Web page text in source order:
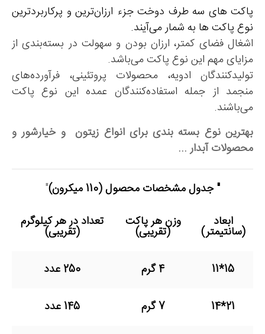
پاکت های سه طرف دوخت جزء ارزان‌ترین و پرکاربردترین
نوع پاکت ها به شمار می‌آیند.
اشغال فضای کمتر، ارزان بودن و سهولت در بسته‌بندی از
مزایای مهم این نوع پاکت می‌باشد.
تولیدکنندگان ادویه، محصولات پروتئینی، فرآورده‌های
منجمد از جمله استفاده‌کنندگان عمده این نوع پاکت
می‌باشند.
بهترین نوع بسته بندی برای انواع زیتون و خیارشور و
محصولات آبدار ...
" جدول مشخصات محصول(110 میکرون)
"
ابعاد
(سانتیمتر)
وزن هر پاکت
(تقریبی)
تعداد در هر کیلوگرم
(تقریبی)
15*11 4 گرم 250 عدد
21*14 7 گرم 145 عدد